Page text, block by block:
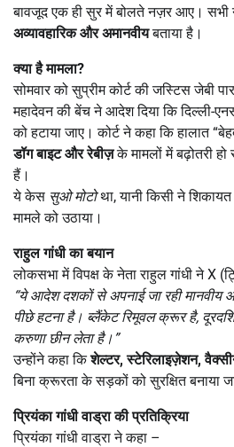
बावजूद एक ही सुर में बोलते नज़र आए।
अव्यावहारिक और अमानवीयबताया है।
क्या है मामला?
सोमवार को सुप्रीम कोर्ट की जस्टिस जेबी
महादेवन की बेंच ने आदेश दिया कि दिल्ली-
को हटाया जाए। कोर्ट ने कहा कि हालात
डॉग बाइट और रेबीज़के मामलों में बढ़ोतरी हो
हैं।
ये केस सुओ मोटोथा, यानी किसी ने
मामले को उठाया।
राहुल गांधी का बयान
लोकसभा में विपक्ष के नेता राहुल गांधी ने X
“ये आदेश दशकों से अपनाई जा रही मानवीय
पीछे हटना है। ब्लैंकेट रिमूवल क्रूर है,
करुणा छीन लेता है।”
उन्होंने कहा किशेल्टर, स्टेरिलाइज़ेशन,
बिना क्रूरता के सड़कों को सुरक्षित बनाया
प्रियंका गांधी वाड्रा की प्रतिक्रिया
प्रियंका गांधी वाड्रा ने कहा –